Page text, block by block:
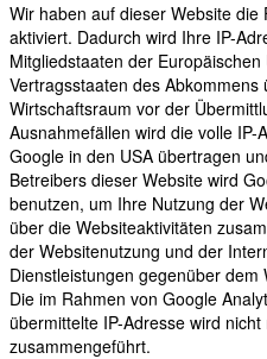
Wir haben auf dieser Website die
aktiviert. Dadurch wird Ihre IP-
Mitgliedstaaten der
Vertragsstaaten des Abkommens
Wirtschaftsraum vor der
Ausnahmefällen wird die volle IP-
Google in den USA übertragen
Betreibers dieser Website wird
benutzen, um Ihre Nutzung der
über die Websiteaktivitäten
der Websitenutzung und der
Dienstleistungen gegenüber
Die im Rahmen von Google
übermittelte IP-Adresse wird
zusammengeführt.